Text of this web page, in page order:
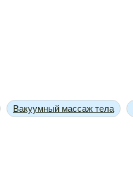
Вакуумный массаж тела